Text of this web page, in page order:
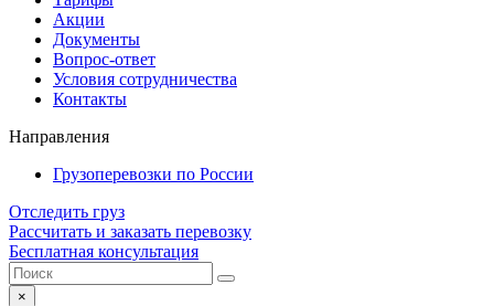
Акции
Документы
Вопрос-ответ
Условия сотрудничества
Контакты
Направления
Грузоперевозки по России
Отследить груз
Рассчитать и заказать перевозку
Бесплатная консультация
×